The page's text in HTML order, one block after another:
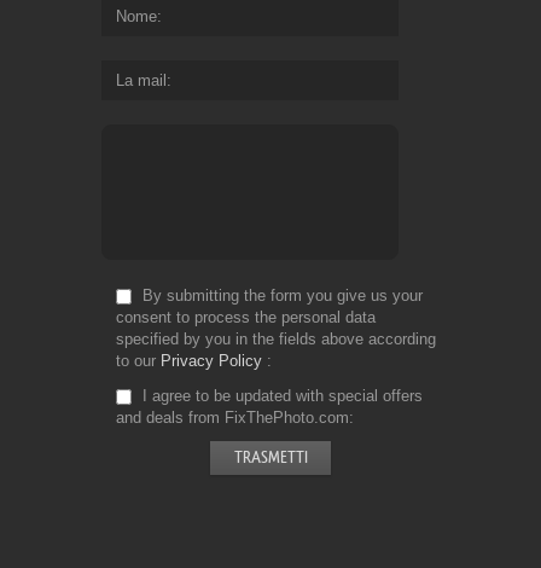
Nome
La mail
By submitting the form you give us your
consent to process the personal data
specified by you in the fields above according
to our Privacy Policy
I agree to be updated with special offers
and deals from FixThePhoto.com